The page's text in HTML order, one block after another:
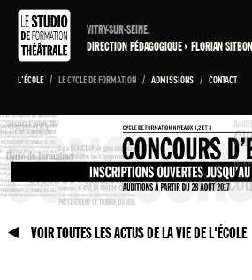
VITRY-SUR-SEINE.
DIRECTION PÉDAGOGIQUE FLORIAN SITBON
L'ÉCOLE / LE CYCLE DE FORMATION / ADMISSIONS / CONTACT
VOIR TOUTES LES ACTUS DE LA VIE DE L'ÉCOLE